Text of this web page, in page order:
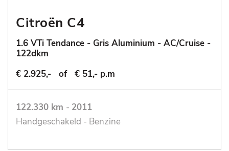
Citroën C4
1.6 VTi Tendance - Gris Aluminium - AC/Cruise -
122dkm
€ 2.925,-
of € 51,- p.m
122.330 km - 2011
Handgeschakeld - Benzine